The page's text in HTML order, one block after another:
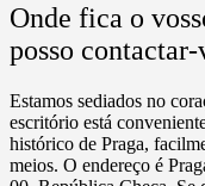
Onde fica o
posso contactar-
Estamos sediados no
escritório está
histórico de Praga,
meios. O endereço é